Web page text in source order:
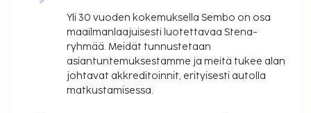
Maksu mannermaisesta aamiaisesta: noin 125
DKK per henkilö
Katettu omatoiminen pysäköinti: 245 DKK per
Lemmikkimaksu: 150 DKK per majoitustila
(vaihtelee yöpymisen keston mukaan)
Yli 30 vuoden kokemuksella Sembo on osa
maailmanlaajuisesti luotettavaa Stena-
ryhmää. Meidät tunnustetaan
asiantuntemuksestamme ja meitä tukee alan
johtavat akkreditoinnit, erityisesti autolla
matkustamisessa.